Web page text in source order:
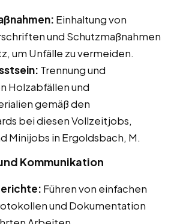
Einhaltung von
und Schutzmaßnahmen
um Unfälle zu vermeiden.
Trennung und
Holzabfällen und
gemäß den
bei diesen Vollzeitjobs,
Minijobs in Ergoldsbach, M.
Kommunikation
Führen von einfachen
und Dokumentation